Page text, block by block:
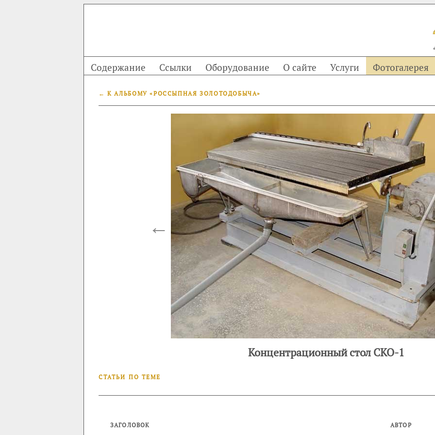
Содержание Ссылки Оборудование О сайте Услуги Фотогалерея
← К АЛЬБОМУ «РОССЫПНАЯ ЗОЛОТОДОБЫЧА»
←
Концентрационный стол СКО-1
СТАТЬИ ПО ТЕМЕ
ЗАГОЛОВОК АВТОР